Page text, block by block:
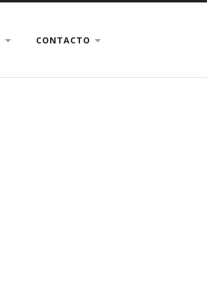
CONTACTO